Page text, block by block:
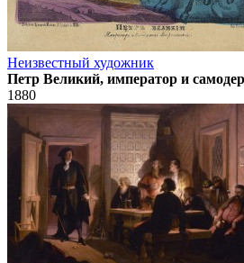
Неизвестный художник
Петр Великий, император и
1880